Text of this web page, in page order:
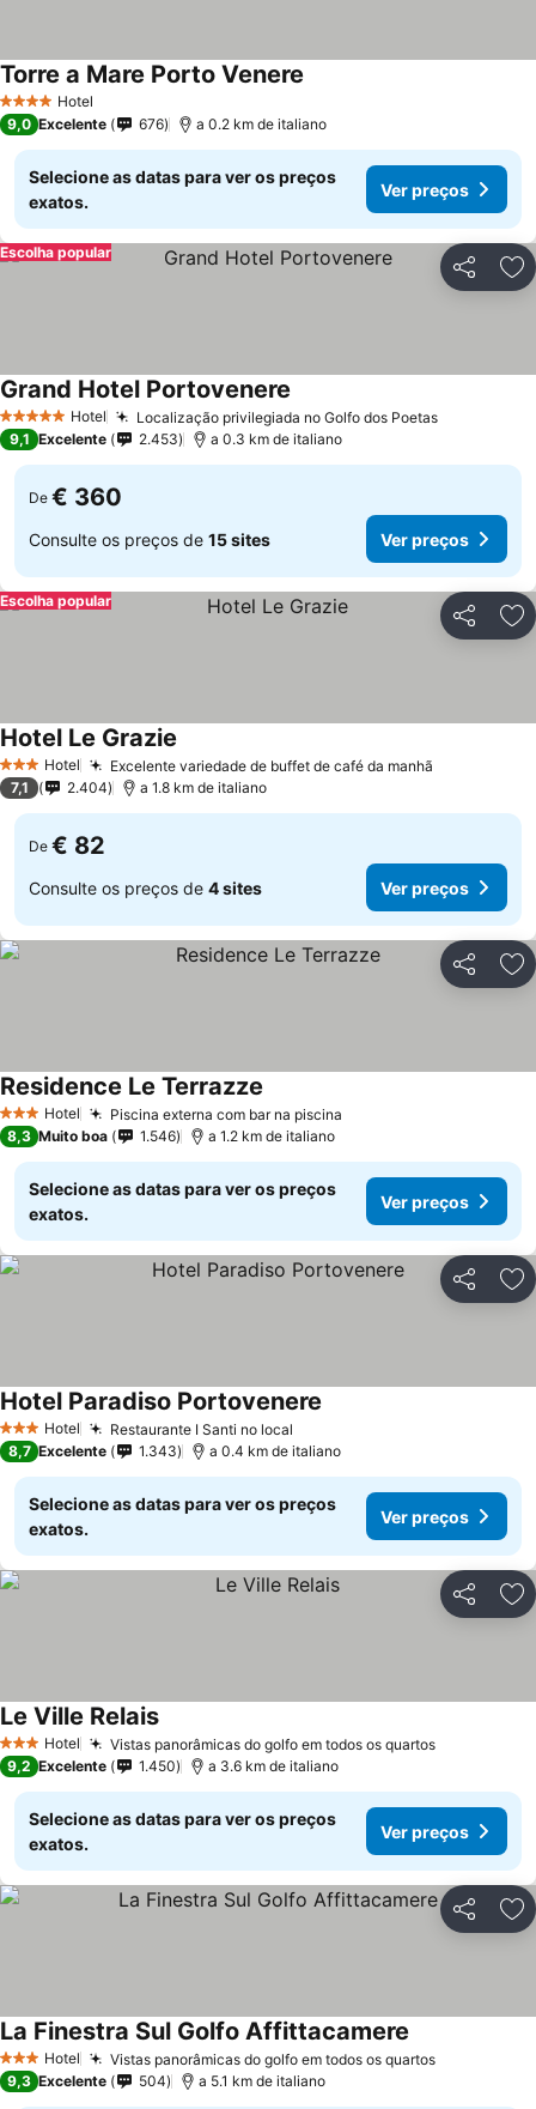
4 EstrelasHotel
Torre a Mare Porto Venere
9,0 Excelente 676 a 0.2 km de italiano
Selecione as datas para ver os preços
exatos.
Ver preços
Partilhar
Escolha popular
5 Estrelas Hotel Localização privilegiada no Golfo dos PoetasVer preços
Grand Hotel Portovenere
9,1 Excelente 2.453 a 0.3 km de italiano
De € 360
Consulte os preços de 15 sites Ver preços
Partilhar
Escolha popular
3 EstrelasHotel Excelente variedade de buffet de café da manhã
Hotel Le Grazie
7,1 2.404 a 1.8 km de italiano
De € 82
Consulte os preços de 4 sites Ver preços
Partilhar
3 EstrelasHotel Piscina externa com bar na piscina
Residence Le Terrazze
8,3 Muito boa 1.546 a 1.2 km de italiano
Selecione as datas para ver os preços
exatos.
Ver preços
Partilhar
3 EstrelasHotel Restaurante I Santi no local
Hotel Paradiso Portovenere
8,7 Excelente 1.343 a 0.4 km de italiano
Selecione as datas para ver os preços
exatos.
Ver preços
Partilhar
3 EstrelasHotel Vistas panorâmicas do golfo em todos os quartosVer preços
Le Ville RelaisVer preços
9,2 Excelente 1.450 a 3.6 km de italiano
Selecione as datas para ver os preços
exatos.
Ver preços
Partilhar
3 EstrelasHotel Vistas panorâmicas do golfo em todos os quartosVer preços
La Finestra Sul Golfo Affittacamere
9,3 Excelente 504 a 5.1 km de italiano